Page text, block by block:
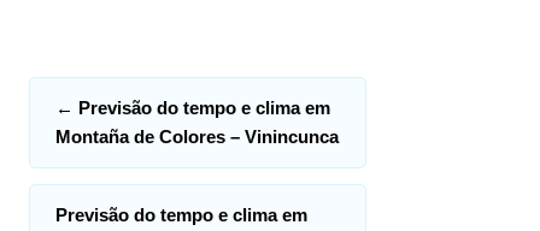
← Previsão do tempo e clima em
Montaña de Colores – Vinincunca
Previsão do tempo e clima em